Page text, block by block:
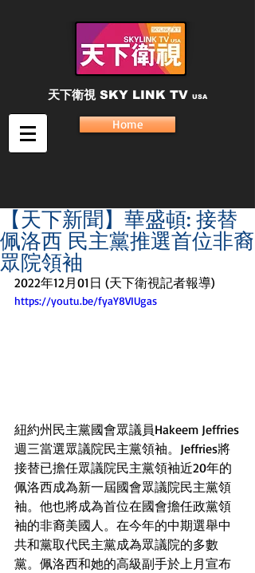
天下衛視 SKY LINK TV USA
Home
【天下新聞】華盛頓: 接替
佩洛西 民主黨推選首位非裔
眾院領袖
2022年12月01日 (天下衛視記者報導)
https://youtu.be/fyaY8VIUgas
紐約州民主黨國會眾議員Hakeem Jeffries
週三當選眾議院民主黨領袖。Jeffries將
接替已擔任眾議院民主黨領袖近20年的
佩洛西成為新一屆國會眾議院民主黨領
袖。他也將成為首位在國會擔任政黨領
袖的非裔美國人。在今年的中期選舉中
共和黨取代民主黨成為眾議院的多數
黨。佩洛西和她的高級副手於上月宣布